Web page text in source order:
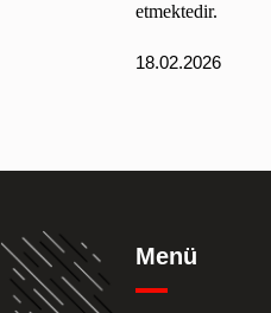
etmektedir.
18.02.2026
Menü